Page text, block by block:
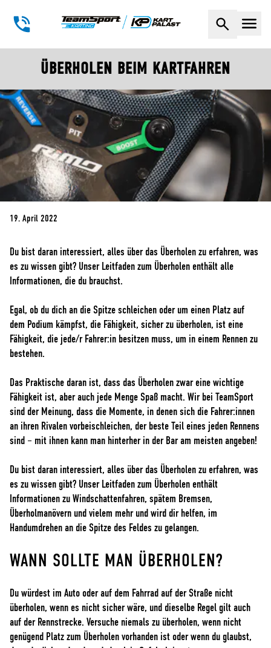
ÜBERHOLEN BEIM KARTFAHREN
19. April 2022
Du bist daran interessiert, alles über das Überholen zu erfahren, was
es zu wissen gibt? Unser Leitfaden zum Überholen enthält alle
Informationen, die du brauchst.
Egal, ob du dich an die Spitze schleichen oder um einen Platz auf
dem Podium kämpfst, die Fähigkeit, sicher zu überholen, ist eine
Fähigkeit, die jede/r Fahrer:in besitzen muss, um in einem Rennen zu
bestehen.
Das Praktische daran ist, dass das Überholen zwar eine wichtige
Fähigkeit ist, aber auch jede Menge Spaß macht. Wir bei TeamSport
sind der Meinung, dass die Momente, in denen sich die Fahrer:innen
an ihren Rivalen vorbeischleichen, der beste Teil eines jeden Rennens
sind – mit ihnen kann man hinterher in der Bar am meisten angeben!
Du bist daran interessiert, alles über das Überholen zu erfahren, was
es zu wissen gibt? Unser Leitfaden zum Überholen enthält
Informationen zu Windschattenfahren, spätem Bremsen,
Überholmanövern und vielem mehr und wird dir helfen, im
Handumdrehen an die Spitze des Feldes zu gelangen.
WANN SOLLTE MAN ÜBERHOLEN?
Du würdest im Auto oder auf dem Fahrrad auf der Straße nicht
überholen, wenn es nicht sicher wäre, und dieselbe Regel gilt auch
auf der Rennstrecke. Versuche niemals zu überholen, wenn nicht
genügend Platz zum Überholen vorhanden ist oder wenn du glaubst,